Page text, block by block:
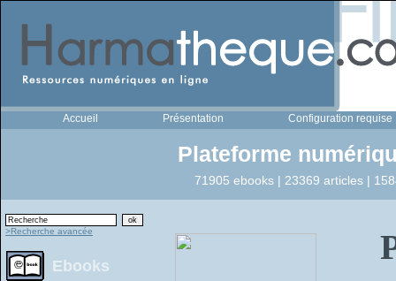
Accueil Présentation Configuration requise
Plateforme
71905 ebooks | 23369 articles |
>Recherche avancée
Ebooks